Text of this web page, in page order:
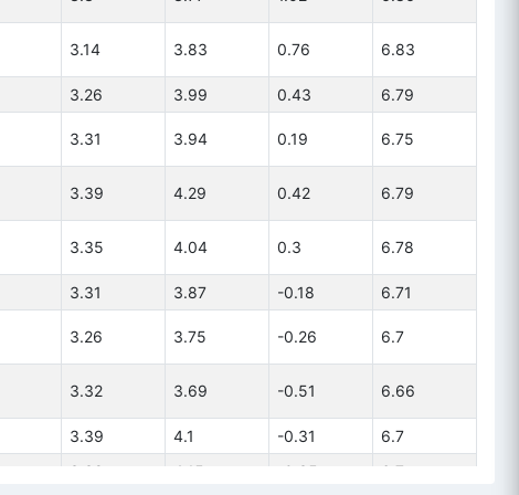
3.14 3.83 0.76 6.83
3.26 3.99 0.43
6.79
3.31 3.94 0.19 6.75
3.39 4.29 0.42 6.79
3.35 4.04 0.3 6.78
3.31 3.87 -0.18
6.71
3.26 3.75 -0.26 6.7
3.32 3.69 -0.51 6.66
3.39 4.1 -0.31
6.7
3.38 4.15 -0.35 6.7